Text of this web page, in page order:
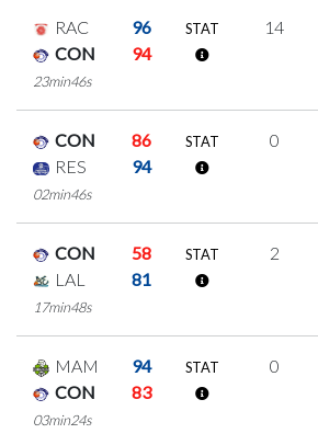
RAC
96
CON
94
23min46s
STAT 14
CON
86
RES
94
02min46s
STAT 0
CON
58
LAL
81
17min48s
STAT 2
MAM
94
CON
83
03min24s
STAT 0